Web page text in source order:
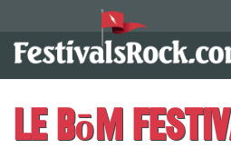
Le BōM